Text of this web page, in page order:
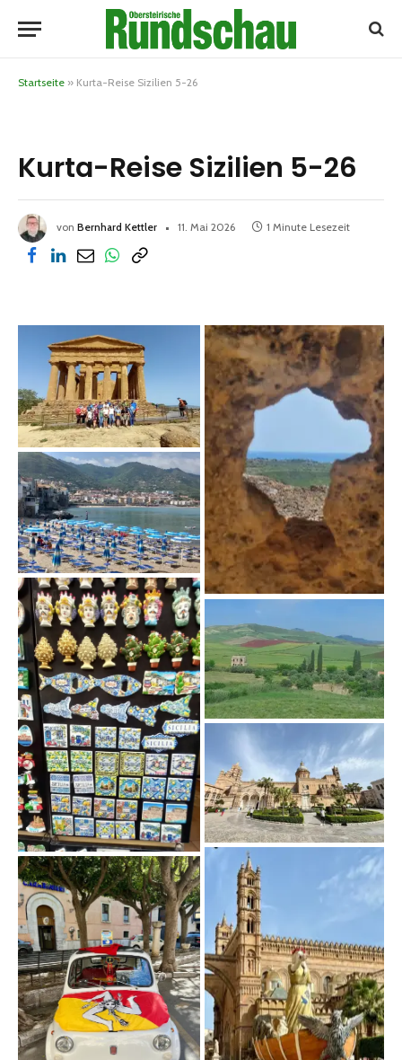
Startseite » Kurta-Reise Sizilien 5-26
Kurta-Reise Sizilien 5-26
von Bernhard Kettler 11. Mai 2026 1 Minute Lesezeit